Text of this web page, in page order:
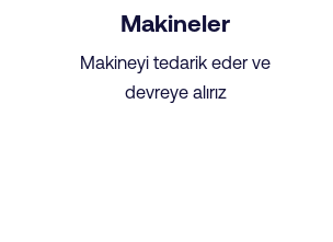
Makineler
Makineyi tedarik eder ve
devreye alırız